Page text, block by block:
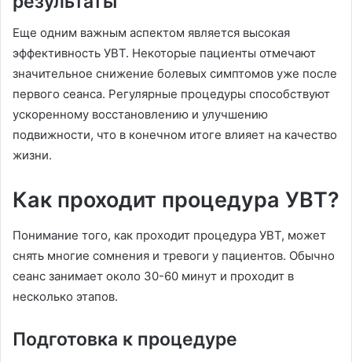
Еще одним важным аспектом является высокая
эффективность УВТ. Некоторые пациенты отмечают
значительное снижение болевых симптомов уже после
первого сеанса. Регулярные процедуры способствуют
ускоренному восстановлению и улучшению
подвижности, что в конечном итоге влияет на качество
жизни.
Как проходит процедура УВТ?
Понимание того, как проходит процедура УВТ, может
снять многие сомнения и тревоги у пациентов. Обычно
сеанс занимает около 30-60 минут и проходит в
несколько этапов.
Подготовка к процедуре